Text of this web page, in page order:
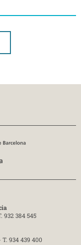
932 384 545
T. 934 439 400